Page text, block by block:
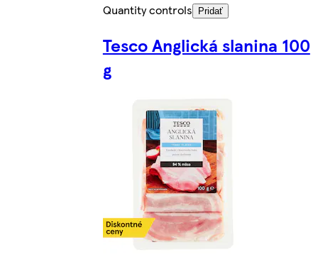
Quantity controls
Pridať
Tesco Anglická slanina 100
g